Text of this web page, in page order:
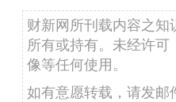
财新网所刊载内容之
所有或持有。未经许
像等任何使用。
如有意愿转载，请发邮